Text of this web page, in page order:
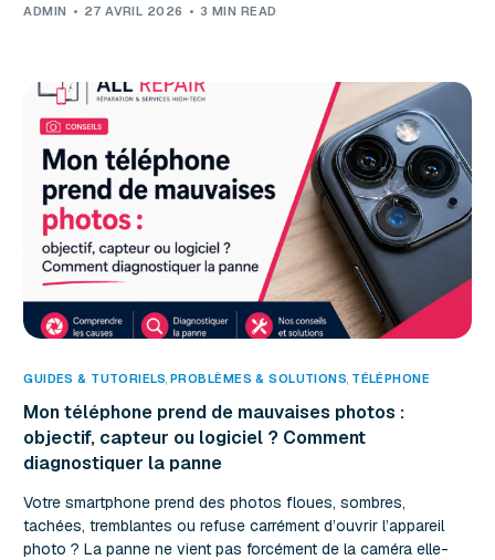
ADMIN 27 AVRIL 2026 3 MIN READ
GUIDES & TUTORIELS ,PROBLÈMES & SOLUTIONS TÉLÉPHONE
Mon téléphone prend de mauvaises photos :
objectif, capteur ou logiciel ? Comment
diagnostiquer la panne
Votre smartphone prend des photos floues, sombres,
tachées, tremblantes ou refuse carrément d’ouvrir l’appareil
photo ? La panne ne vient pas forcément de la caméra elle-